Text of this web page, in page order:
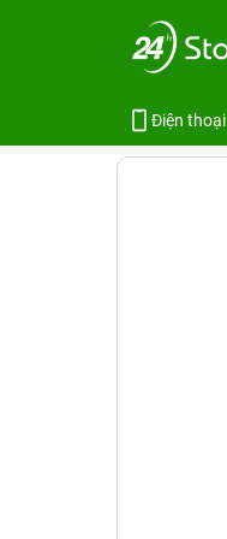
Điện thoại
Trang chủ